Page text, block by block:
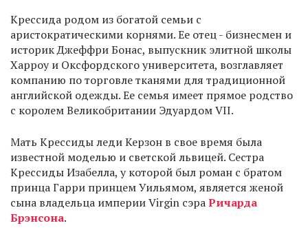
Крессида родом из богатой семьи с
аристократическими корнями. Ее отец - бизнесмен и
историк Джеффри Бонас, выпускник элитной школы
Харроу и Оксфордского университета, возглавляет
компанию по торговле тканями для традиционной
английской одежды. Ее семья имеет прямое родство
с королем Великобритании Эдуардом VII.
Мать Крессиды леди Керзон в свое время была
известной моделью и светской львицей. Сестра
Крессиды Изабелла, у которой был роман с братом
принца Гарри принцем Уильямом, является женой
сына владельца империи Virgin сэраРичарда
Брэнсона.